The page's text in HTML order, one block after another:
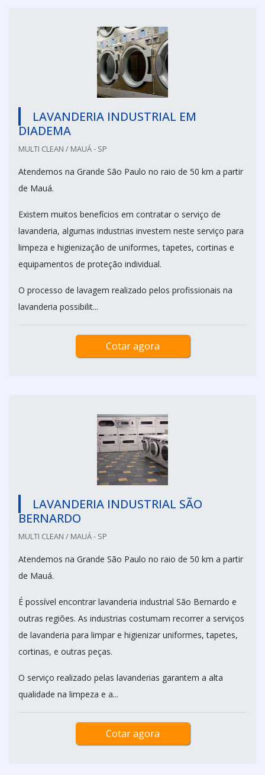
LAVANDERIA INDUSTRIAL EM
DIADEMA
MULTI CLEAN / MAUÁ - SP
Atendemos na Grande São Paulo no raio de 50 km a partir
de Mauá.
Existem muitos benefícios em contratar o serviço de
lavanderia, algumas industrias investem neste serviço para
limpeza e higienização de uniformes, tapetes, cortinas e
equipamentos de proteção individual.
O processo de lavagem realizado pelos profissionais na
lavanderia possibilit...
Cotar agora
LAVANDERIA INDUSTRIAL SÃO
BERNARDO
MULTI CLEAN / MAUÁ - SP
Atendemos na Grande São Paulo no raio de 50 km a partir
de Mauá.
É possível encontrar lavanderia industrial São Bernardo e
outras regiões. As industrias costumam recorrer a serviços
de lavanderia para limpar e higienizar uniformes, tapetes,
cortinas, e outras peças.
O serviço realizado pelas lavanderias garantem a alta
qualidade na limpeza e a...
Cotar agora